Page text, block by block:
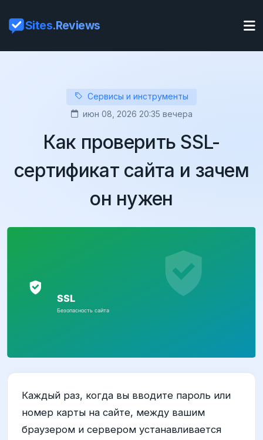
Sites.Reviews
Сервисы и инструменты
июн 08, 2026 20:35 вечера
Как проверить SSL-
сертификат сайта и зачем
он нужен
Каждый раз, когда вы вводите пароль или
номер карты на сайте, между вашим
браузером и сервером устанавливается